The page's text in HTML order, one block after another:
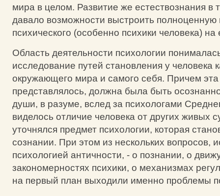
мира в целом. Развитие же естествознания в
давало возможности выстроить полноценную
психического (особенно психики человека) на
Область деятельности психологии
исследование путей становления у человека
окружающего мира и самого себя. Причем эта
представлялось, должна была быть
души, в разуме, вслед за психологами
виделось отличие человека от других живых
уточнялся предмет психологии, которая
сознании. При этом из нескольких вопросов,
психологией античности, - о познании, о
закономерностях психики, о механизмах
на первый план выходили именно проблемы